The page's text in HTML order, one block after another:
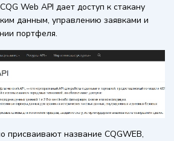
Web API дает доступ к стакану
данным, управлению заявками и
портфеля.
присваивают название CQGWEB,